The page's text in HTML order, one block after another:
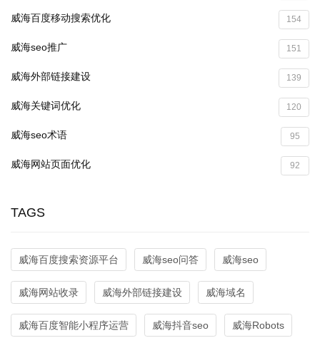
威海百度移动搜索优化 154
威海seo推广 151
威海外部链接建设 139
威海关键词优化 120
威海seo术语 95
威海网站页面优化 92
TAGS
威海百度搜索资源平台 威海seo问答 威海seo
威海网站收录 威海外部链接建设 威海域名
威海百度智能小程序运营 威海抖音seo 威海Robots